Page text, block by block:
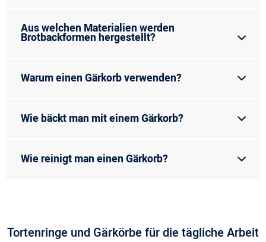
Aus welchen Materialien werden
Brotbackformen hergestellt?
Warum einen Gärkorb verwenden?
Wie bäckt man mit einem Gärkorb?
Wie reinigt man einen Gärkorb?
Tortenringe und Gärkörbe für die tägliche Arbeit